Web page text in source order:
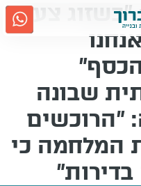
נווטו אלינו
צעיר
שבונה
"הרוכשים
המלחמה כי